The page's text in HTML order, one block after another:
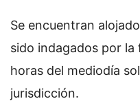
Se encuentran
sido indagados por la
horas del mediodía
jurisdicción.